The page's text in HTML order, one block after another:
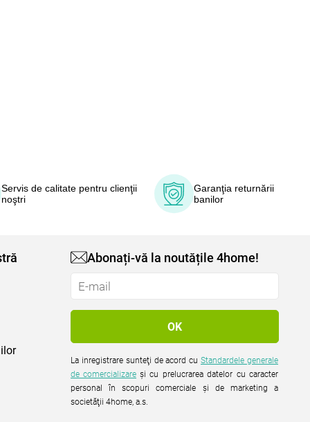
Servis de calitate pentru clienţii
noştri
Garanţia returnării
banilor
Abonați-vă la noutățile 4home!
La inregistrare sunteţi de acord cuStandardele generale
de comercializare şi cu prelucrarea datelor cu caracter
personal în scopuri comerciale şi de marketing a
societăţii 4home, a.s.